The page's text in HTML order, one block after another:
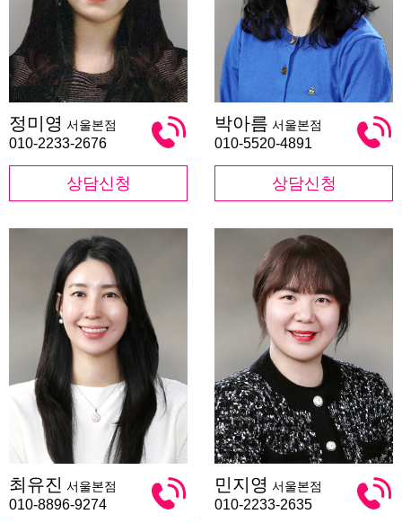
미
영
정미영 서울본점
010-2233-2676
상담신청
아
름
박아름 서울본점
010-5520-4891
상담신청
유
진
최유진 서울본점
010-8896-9274
지
영
민지영 서울본점
010-2233-2635